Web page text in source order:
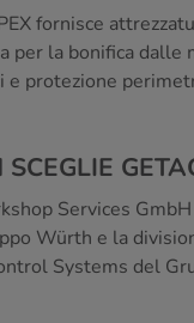
fornisce
per la bonifica dalle
e protezione
Services
Würth e la
Systems del